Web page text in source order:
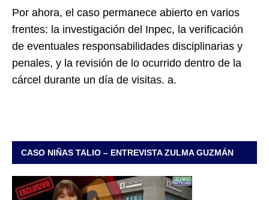
Por ahora, el caso permanece abierto en varios
frentes: la investigación del Inpec, la verificación
de eventuales responsabilidades disciplinarias y
penales, y la revisión de lo ocurrido dentro de la
cárcel durante un día de visitas. a.
CASO NIÑAS TALIO – ENTREVISTA ZULMA GUZMÁN